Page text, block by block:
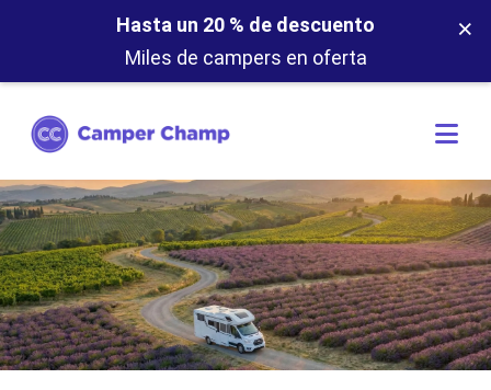
Hasta un 20 % de descuento
Miles de campers en oferta
×